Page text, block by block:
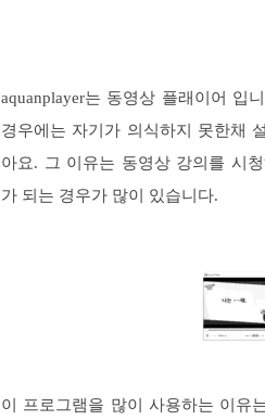
aquanplayer는 동영상 플래이어 입
경우에는 자기가 의식하지 못한채
아요. 그 이유는 동영상 강의를 시
가 되는 경우가 많이 있습니다.
이 프로그램을 많이 사용하는 이유